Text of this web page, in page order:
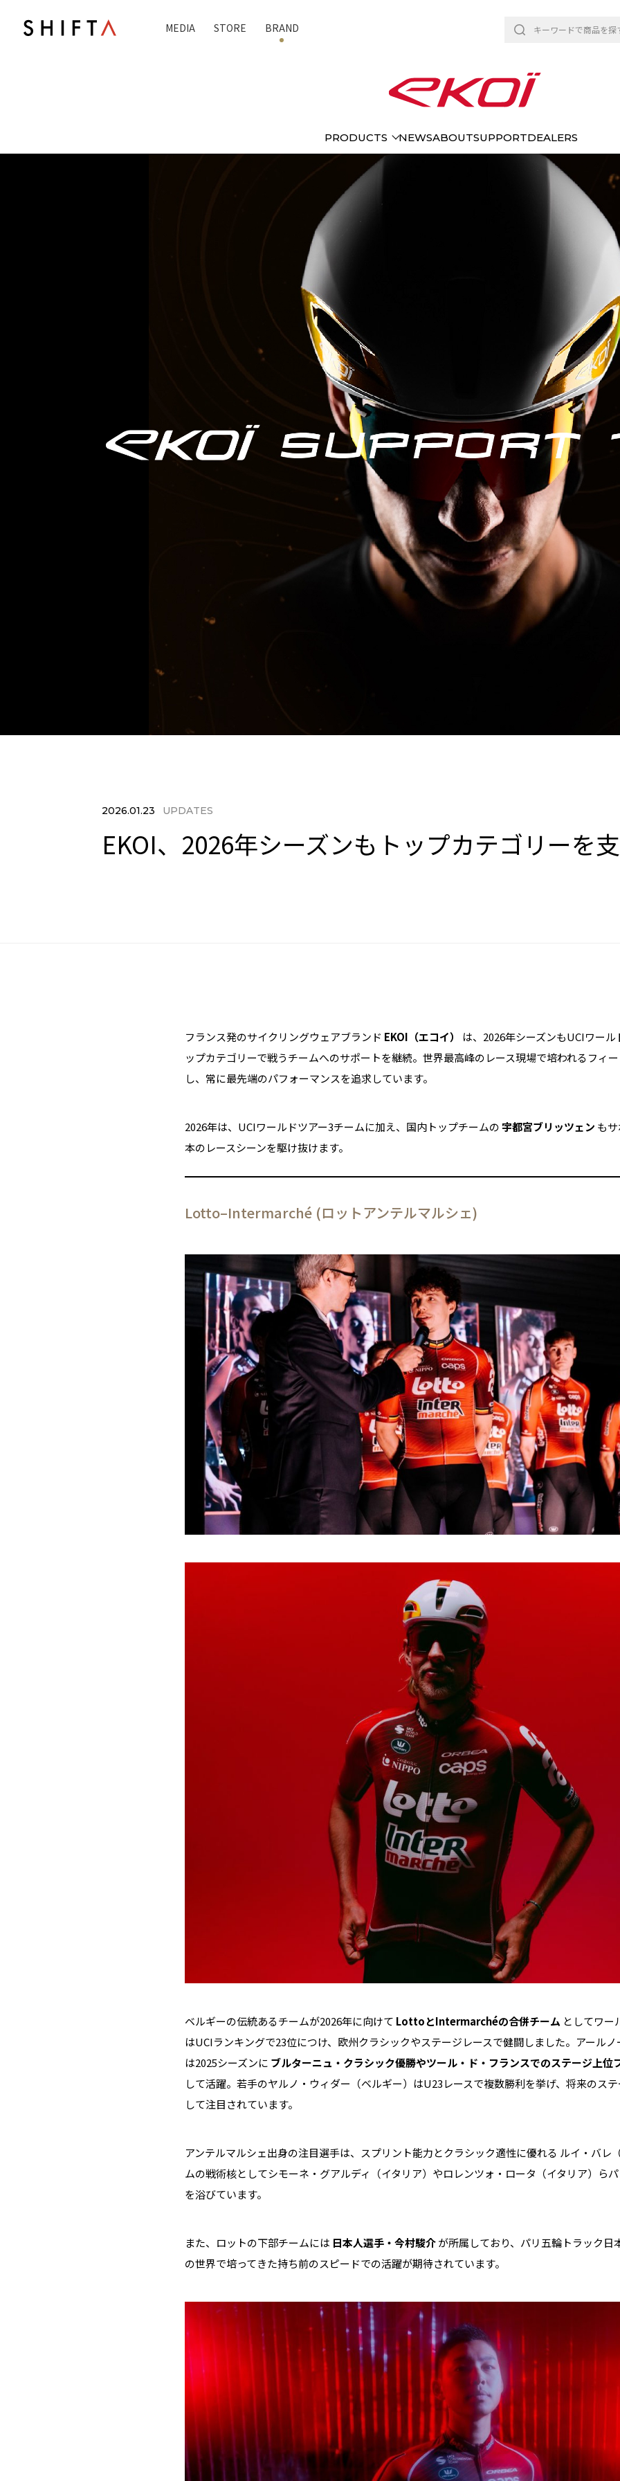
MEDIA STORE BRAND
PRODUCTS NEWSABOUTSUPPORTDEALERS
2026.01.23 UPDATES
EKOI、2026年シーズンもトップカテゴリーを
フランス発のサイクリングウェアブランド EKOI（エコイ）
は、2026年シーズンもUCIワー
ップカテゴリーで戦うチームへのサポートを継続。世界最高峰のレース現場で培われるフィ
し、常に最先端のパフォーマンスを追求しています。
2026年は、UCIワールドツアー3チームに加え、国内トップチームの 宇都宮ブリッツェン も
本のレースシーンを駆け抜けます。
Lotto–Intermarché (ロットアンテルマルシェ)
ベルギーの伝統あるチームが2026年に向けて LottoとIntermarchéの合併チーム としてワー
はUCIランキングで23位につけ、欧州クラシックやステージレースで健闘しました。アール
は2025シーズンに ブルターニュ・クラシック優勝やツール・ド・フランスでのステージ上位
して活躍。若手のヤルノ・ウィダー（ベルギー）はU23レースで複数勝利を挙げ、将来のス
して注目されています。
アンテルマルシェ出身の注目選手は、スプリント能力とクラシック適性に優れる ルイ・バレ
ムの戦術核としてシモーネ・グアルディ（イタリア）やロレンツォ・ロータ（イタリア）ら
を浴びています。
また、ロットの下部チームには 日本人選手・今村駿介が所属しており、パリ五輪トラック日
の世界で培ってきた持ち前のスピードでの活躍が期待されています。